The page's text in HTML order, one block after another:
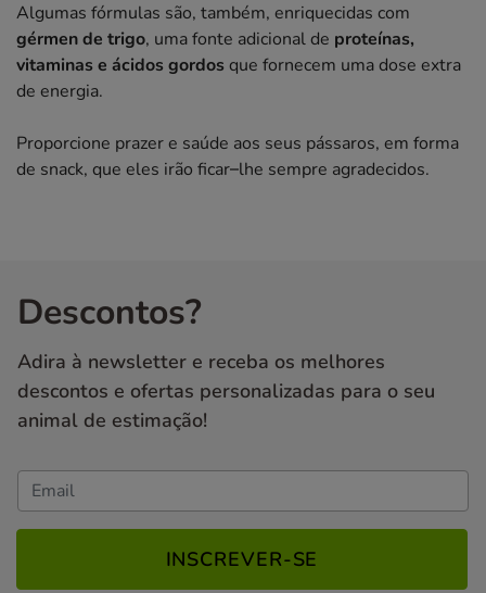
Algumas fórmulas são, também, enriquecidas com
gérmen de trigo, uma fonte adicional de proteínas,
vitaminas e ácidos gordos que fornecem uma dose extra
de energia.
Proporcione prazer e saúde aos seus pássaros, em forma
de snack, que eles irão ficar–lhe sempre agradecidos.
Descontos?
Adira à newsletter e receba os melhores
descontos e ofertas personalizadas para o seu
animal de estimação!
INSCREVER-SE